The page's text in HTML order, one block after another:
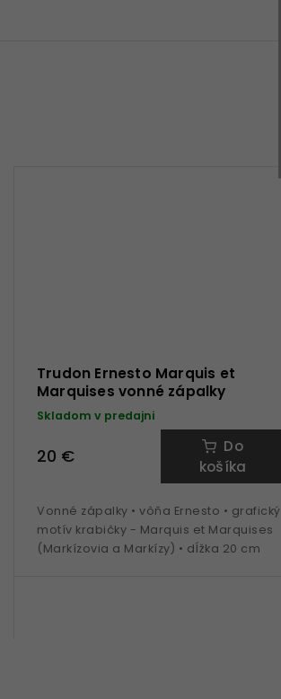
Trudon Ernesto Marquis et
Marquises vonné zápalky
Skladom v predajni
20 €
Do
košíka
Vonné zápalky • vôňa Ernesto • grafický
motív krabičky - Marquis et Marquises
(Markízovia a Markízy) • dĺžka 20 cm